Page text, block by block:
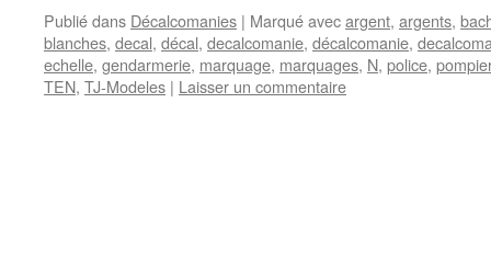
Publié dans Décalcomanies | Marqué avecargent, argents,
blanches, decal, décal, decalcomanie, décalcomanie,
echelle, gendarmerie, marquage, marquages, N, police, pompier
TEN, TJ-Modeles | Laisser un commentaire